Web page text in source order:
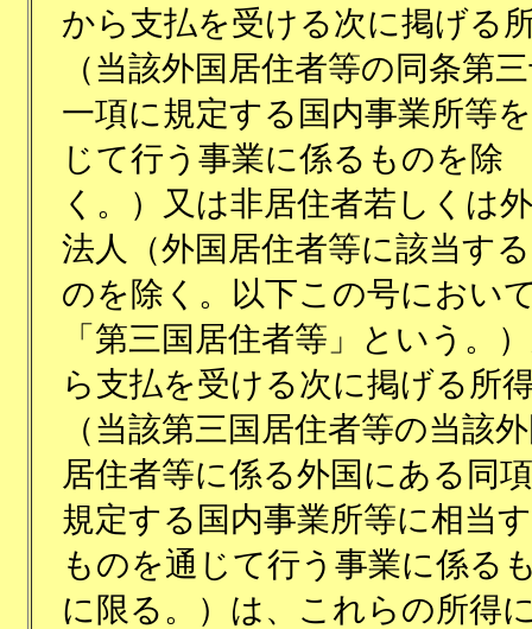
から支払を受ける次に掲げる
（当該外国居住者等の同条第
一項に規定する国内事業所等
じて行う事業に係るものを除
く。）又は非居住者若しくは
法人（外国居住者等に該当す
のを除く。以下この号におい
「第三国居住者等」という。
ら支払を受ける次に掲げる所
（当該第三国居住者等の当該
居住者等に係る外国にある同
規定する国内事業所等に相当
ものを通じて行う事業に係る
に限る。）は、これらの所得